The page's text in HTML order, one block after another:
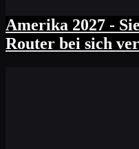
Amerika 2027 -
Router bei sich